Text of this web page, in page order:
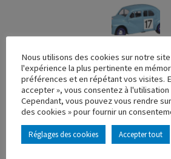
VOITURE
RENAULT 4CV TOUR DE FRANCE
Réf. : 100211
Rupture de stock
Caractéristique principales :
Nous utilisons des cookies sur notre
l'expérience la plus pertinente en
préférences et en répétant vos visites.
accepter », vous consentez à l'utilisation
Cependant, vous pouvez vous rendre
des cookies » pour fournir un
Réglages des cookies Accepter tout